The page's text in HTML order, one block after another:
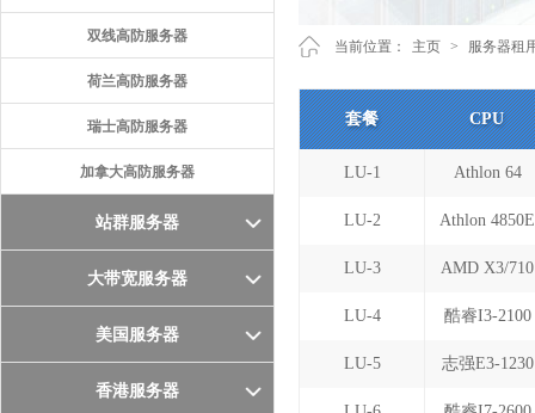
双线高防服务器
荷兰高防服务器
瑞士高防服务器
加拿大高防服务器
站群服务器
大带宽服务器
美国服务器
香港服务器
当前位置： 主页 > 服务器租
套餐 CPU
LU-1 Athlon 64
LU-2 Athlon 4850E
LU-3 AMD X3/710
LU-4 酷睿I3-2100
LU-5 志强E3-1230